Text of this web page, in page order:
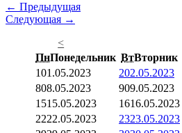
← Предыдущая
Следующая →
<
ПнПонедельник ВтВторник
101.05.2023 202.05.2023
808.05.2023 909.05.2023
1515.05.2023 1616.05.2023
2222.05.2023 2323.05.2023